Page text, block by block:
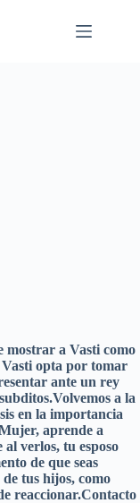
mostrar a Vasti como
Vasti opta por tomar
ante un rey
a la
en la importancia
aprende a
verlos, tu esposo
de que seas
tus hijos, como
reaccionar.Contacto